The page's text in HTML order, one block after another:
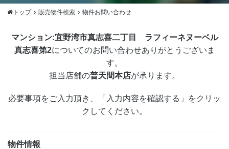
トップ 販売物件検索 物件お問い合わせ
マンション:宜野湾市真志喜二丁目 ラフィーネヌーベル
真志喜第2についてのお問い合わせありがとうございま
す。
担当店舗の普天間本店が承ります。
必要事項をご入力頂き、「入力内容を確認する」をクリッ
クしてください。
物件情報